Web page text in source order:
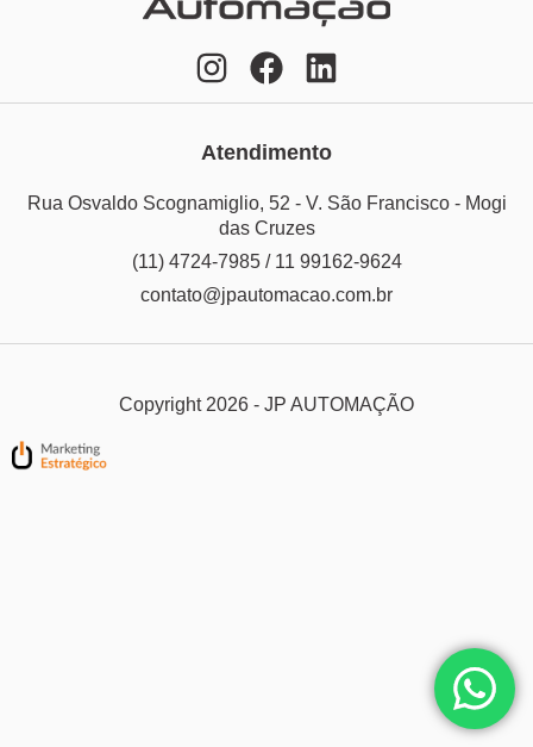
Atendimento
Rua Osvaldo Scognamiglio, 52 - V. São Francisco - Mogi
das Cruzes
(11) 4724-7985 / 11 99162-9624
contato@jpautomacao.com.br
Copyright 2026 - JP AUTOMAÇÃO